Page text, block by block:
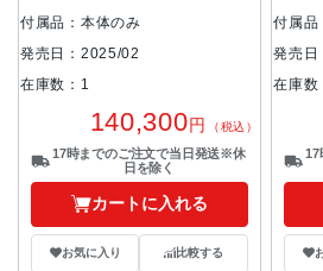
美品
付属品：本体のみ
発売日：2025/02
在庫数：1
140,300円 （税込）
17時までのご注文で当日発送※休
日を除く
カートに入れる
お気に入り 比較する
付属品
発売日
在庫数
17